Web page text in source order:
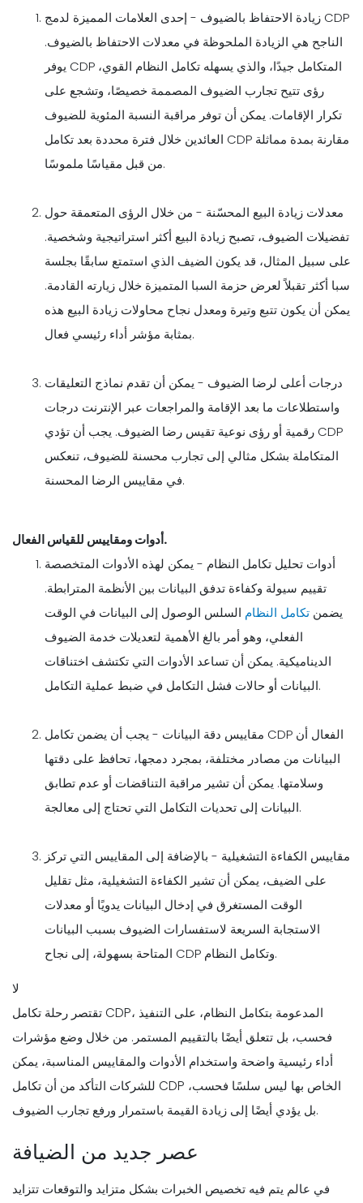
زيادة الاحتفاظ بالضيوف - إحدى العلامات المميزة لدمج CDP
الناجح هي الزيادة الملحوظة في معدلات الاحتفاظ بالضيوف.
يوفر CDP المتكامل جيدًا، والذي يسهله تكامل النظام القوي،
رؤى تتيح تجارب الضيوف المصممة خصيصًا، وتشجع على
تكرار الإقامات. يمكن أن توفر مراقبة النسبة المئوية للضيوف
العائدين خلال فترة محددة بعد تكامل CDP مقارنة بمدة مماثلة
من قبل مقياسًا ملموسًا.
معدلات زيادة البيع المحسّنة - من خلال الرؤى المتعمقة حول
تفضيلات الضيوف، تصبح زيادة البيع أكثر استراتيجية وشخصية.
على سبيل المثال، قد يكون الضيف الذي استمتع سابقًا بجلسة
سبا أكثر تقبلاً لعرض حزمة السبا المتميزة خلال زيارته القادمة.
يمكن أن يكون تتبع وتيرة ومعدل نجاح محاولات زيادة البيع هذه
بمثابة مؤشر أداء رئيسي فعال.
درجات أعلى لرضا الضيوف - يمكن أن تقدم نماذج التعليقات
واستطلاعات ما بعد الإقامة والمراجعات عبر الإنترنت درجات
رقمية أو رؤى نوعية تقيس رضا الضيوف. يجب أن تؤدي CDP
المتكاملة بشكل مثالي إلى تجارب محسنة للضيوف، تنعكس
في مقاييس الرضا المحسنة.
أدوات ومقاييس للقياس الفعال.
أدوات تحليل تكامل النظام - يمكن لهذه الأدوات المتخصصة
تقييم سيولة وكفاءة تدفق البيانات بين الأنظمة المترابطة.
يضمن تكامل النظام السلس الوصول إلى البيانات في الوقت
الفعلي، وهو أمر بالغ الأهمية لتعديلات خدمة الضيوف
الديناميكية. يمكن أن تساعد الأدوات التي تكتشف اختناقات
البيانات أو حالات فشل التكامل في ضبط عملية التكامل.
مقاييس دقة البيانات - يجب أن يضمن تكامل CDP الفعال أن
البيانات من مصادر مختلفة، بمجرد دمجها، تحافظ على دقتها
وسلامتها. يمكن أن تشير مراقبة التناقضات أو عدم تطابق
البيانات إلى تحديات التكامل التي تحتاج إلى معالجة.
مقاييس الكفاءة التشغيلية - بالإضافة إلى المقاييس التي تركز
على الضيف، يمكن أن تشير الكفاءة التشغيلية، مثل تقليل
الوقت المستغرق في إدخال البيانات يدويًا أو معدلات
الاستجابة السريعة لاستفسارات الضيوف بسبب البيانات
المتاحة بسهولة، إلى نجاح CDP وتكامل النظام.
لا
تقتصر رحلة تكامل CDP، المدعومة بتكامل النظام، على التنفيذ
فحسب، بل تتعلق أيضًا بالتقييم المستمر. من خلال وضع مؤشرات
أداء رئيسية واضحة واستخدام الأدوات والمقاييس المناسبة، يمكن
للشركات التأكد من أن تكامل CDP الخاص بها ليس سلسًا فحسب،
بل يؤدي أيضًا إلى زيادة القيمة باستمرار ورفع تجارب الضيوف.
عصر جديد من الضيافة
في عالم يتم فيه تخصيص الخبرات بشكل متزايد والتوقعات تتزايد